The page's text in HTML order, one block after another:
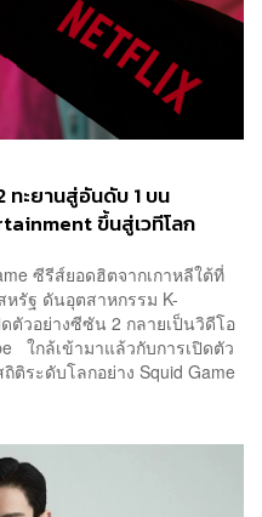
ะยานสู่อันดับ 1 บน
ขึ้นสู่เวทีโลก
ซีรีส์ยอดฮิตจากเกาหลีใต้ที่
หรัฐ ดันอุตสาหกรรม K-
ตัวอย่างซีซัน 2 กลายเป็นวิดีโอ
ใกล้เข้ามาแล้วกับการเปิดตัว
ติระดับโลกอย่าง Squid Game